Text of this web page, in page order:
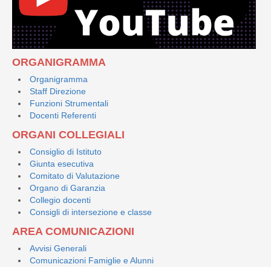
ORGANIGRAMMA
Organigramma
Staff Direzione
Funzioni Strumentali
Docenti Referenti
ORGANI COLLEGIALI
Consiglio di Istituto
Giunta esecutiva
Comitato di Valutazione
Organo di Garanzia
Collegio docenti
Consigli di intersezione e classe
AREA COMUNICAZIONI
Avvisi Generali
Comunicazioni Famiglie e Alunni